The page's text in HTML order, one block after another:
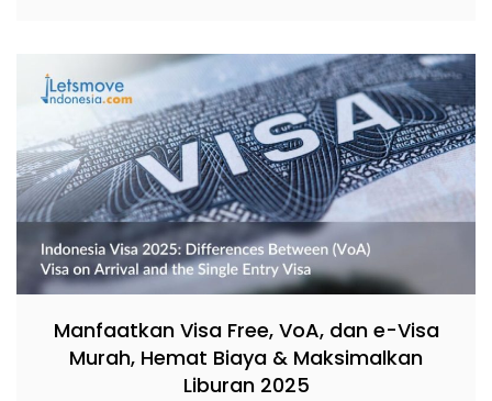
Manfaatkan Visa Free, VoA, dan e-Visa
Murah, Hemat Biaya & Maksimalkan
Liburan 2025